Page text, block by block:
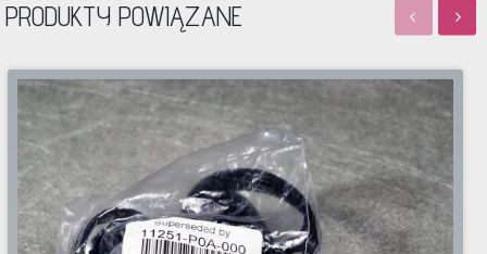
PRODUKTY POWIĄZANE